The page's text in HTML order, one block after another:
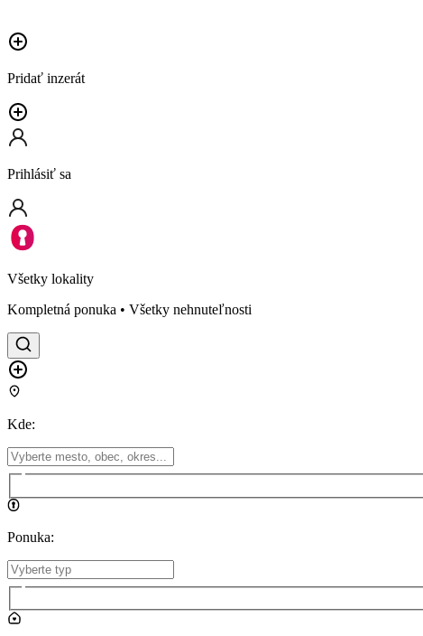
Pridať inzerát
Prihlásiť sa
Všetky lokality
Kompletná ponuka • Všetky nehnuteľnosti
Kde:
Ponuka: